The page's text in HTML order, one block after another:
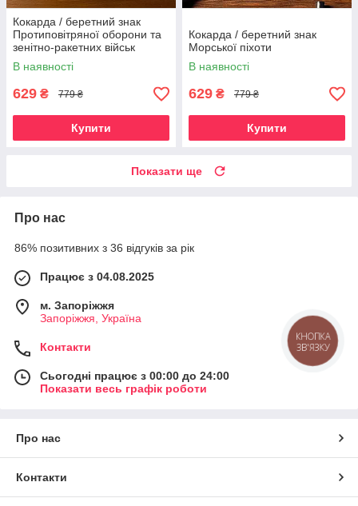
Кокарда / беретний знак
Протиповітряної оборони та
зенітно-ракетних військ
В наявності
629 ₴ 779 ₴
Купити
Кокарда / беретний знак
Морської піхоти
В наявності
629 ₴ 779 ₴
Купити
Показати ще
Про нас
86% позитивних з 36 відгуків за рік
Працює з 04.08.2025
м. Запоріжжя
Запоріжжя, Україна
Контакти
Сьогодні працює з 00:00 до 24:00
Показати весь графік роботи
Про нас
Контакти
КНОПКА
ЗВ'ЯЗКУ